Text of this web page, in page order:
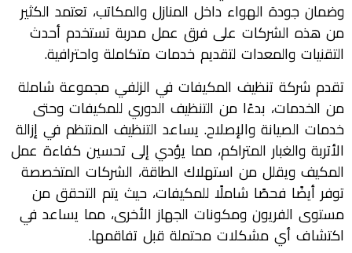
وضمان جودة الهواء داخل المنازل والمكاتب، تعتمد الكثير
من هذه الشركات على فرق عمل مدربة تستخدم أحدث
التقنيات والمعدات لتقديم خدمات متكاملة واحترافية.
تقدم شركة تنظيف المكيفات في الزلفي مجموعة شاملة
من الخدمات، بدءًا من التنظيف الدوري للمكيفات وحتى
خدمات الصيانة والإصلاح. يساعد التنظيف المنتظم في إزالة
الأتربة والغبار المتراكم، مما يؤدي إلى تحسين كفاءة عمل
المكيف ويقلل من استهلاك الطاقة، الشركات المتخصصة
توفر أيضًا فحصًا شاملًا للمكيفات، حيث يتم التحقق من
مستوى الفريون ومكونات الجهاز الأخرى، مما يساعد في
اكتشاف أي مشكلات محتملة قبل تفاقمها.